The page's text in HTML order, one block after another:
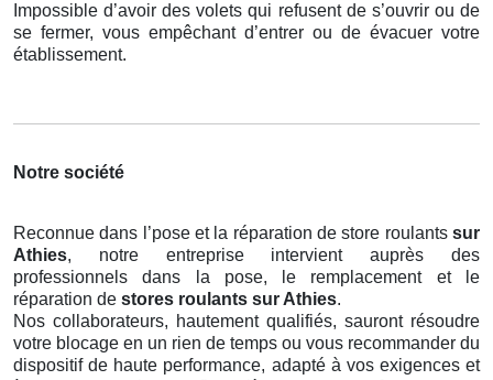
Impossible d’avoir des volets qui refusent de s’ouvrir ou de
se fermer, vous empêchant d’entrer ou de évacuer votre
établissement.
Notre société
Reconnue dans l’pose et la réparation de store roulants sur
Athies, notre entreprise intervient auprès des
professionnels dans la pose, le remplacement et le
réparation de stores roulants sur Athies.
Nos collaborateurs, hautement qualifiés, sauront résoudre
votre blocage en un rien de temps ou vous recommander du
dispositif de haute performance, adapté à vos exigences et